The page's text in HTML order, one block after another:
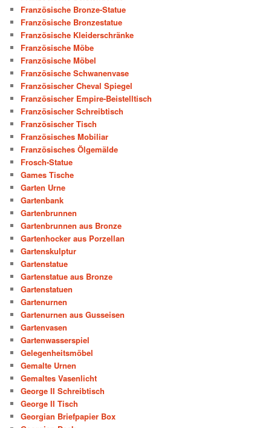
Französische Bronze-Statue
Französische Bronzestatue
Französische Kleiderschränke
Französische Möbe
Französische Möbel
Französische Schwanenvase
Französischer Cheval Spiegel
Französischer Empire-Beistelltisch
Französischer Schreibtisch
Französischer Tisch
Französisches Mobiliar
Französisches Ölgemälde
Frosch-Statue
Games Tische
Garten Urne
Gartenbank
Gartenbrunnen
Gartenbrunnen aus Bronze
Gartenhocker aus Porzellan
Gartenskulptur
Gartenstatue
Gartenstatue aus Bronze
Gartenstatuen
Gartenurnen
Gartenurnen aus Gusseisen
Gartenvasen
Gartenwasserspiel
Gelegenheitsmöbel
Gemalte Urnen
Gemaltes Vasenlicht
George II Schreibtisch
George II Tisch
Georgian Briefpapier Box